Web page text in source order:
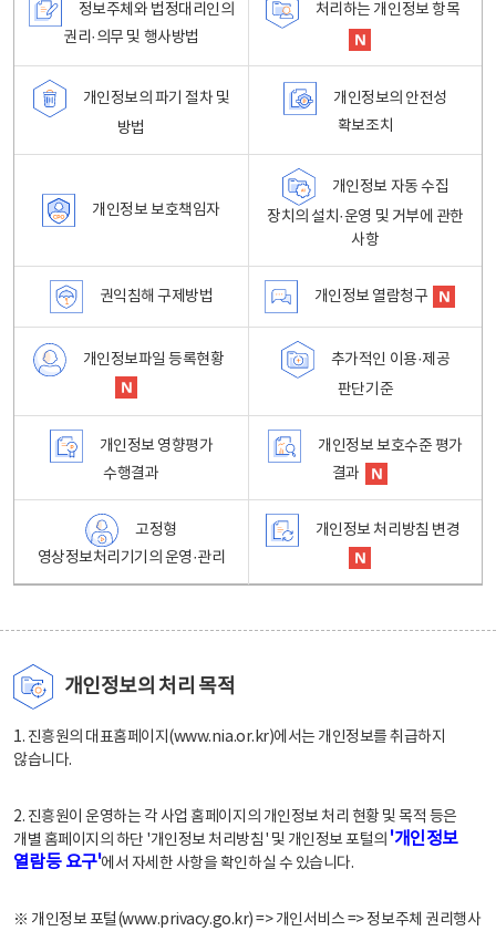
정보주체와 법정대리인의
권리·의무 및 행사방법
처리하는 개인정보 항목
개인정보의 파기 절차 및
방법
개인정보의 안전성
확보조치
개인정보 보호책임자
개인정보 자동 수집
장치의 설치·운영 및 거부에 관한
사항
권익침해 구제방법 개인정보 열람청구
개인정보파일 등록현황
추가적인 이용·제공
판단기준
개인정보 영향평가
수행결과
개인정보 보호수준 평가
결과
고정형
영상정보처리기기의 운영·관리
개인정보 처리방침 변경
개인정보의 처리 목적
1. 진흥원의 대표홈페이지(www.nia.or.kr)에서는 개인정보를 취급하지
않습니다.
2. 진흥원이 운영하는 각 사업 홈페이지의 개인정보 처리 현황 및 목적 등은
개별 홈페이지의 하단 '개인정보 처리방침' 및 개인정보 포털의 '개인정보
열람등 요구'에서 자세한 사항을 확인하실 수 있습니다.
※ 개인정보 포털(www.privacy.go.kr) => 개인서비스 => 정보주체 권리행사